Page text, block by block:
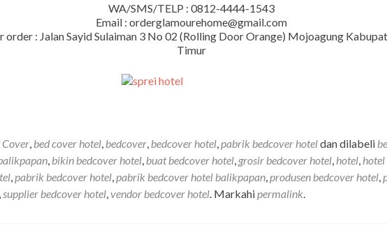
WA/SMS/TELP : 0812-4444-1543
Email : orderglamourehome@gmail.com
: Jalan Sayid Sulaiman 3 No 02 (Rolling Door Orange) Mojoagung
Timur
Cover, bed cover hotel, bedcover, bedcover hotel,pabrik bedcover hoteldan dilabeli
, bikin bedcover hotel, buat bedcover hotel, grosir bedcover hotel, hotel,
,pabrik bedcover hotel,pabrik bedcover hotel balikpapan,produsen bedcover hotel,
,supplier bedcover hotel,vendor bedcover hotel. Markahipermalink.